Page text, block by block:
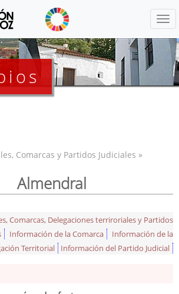
Comarcas y Partidos Judiciales »
Almendral
Comarcas, Delegaciones terriroriales y Partidos
Información de la Comarca
Información de la
Territorial
Información del Partido Judicial